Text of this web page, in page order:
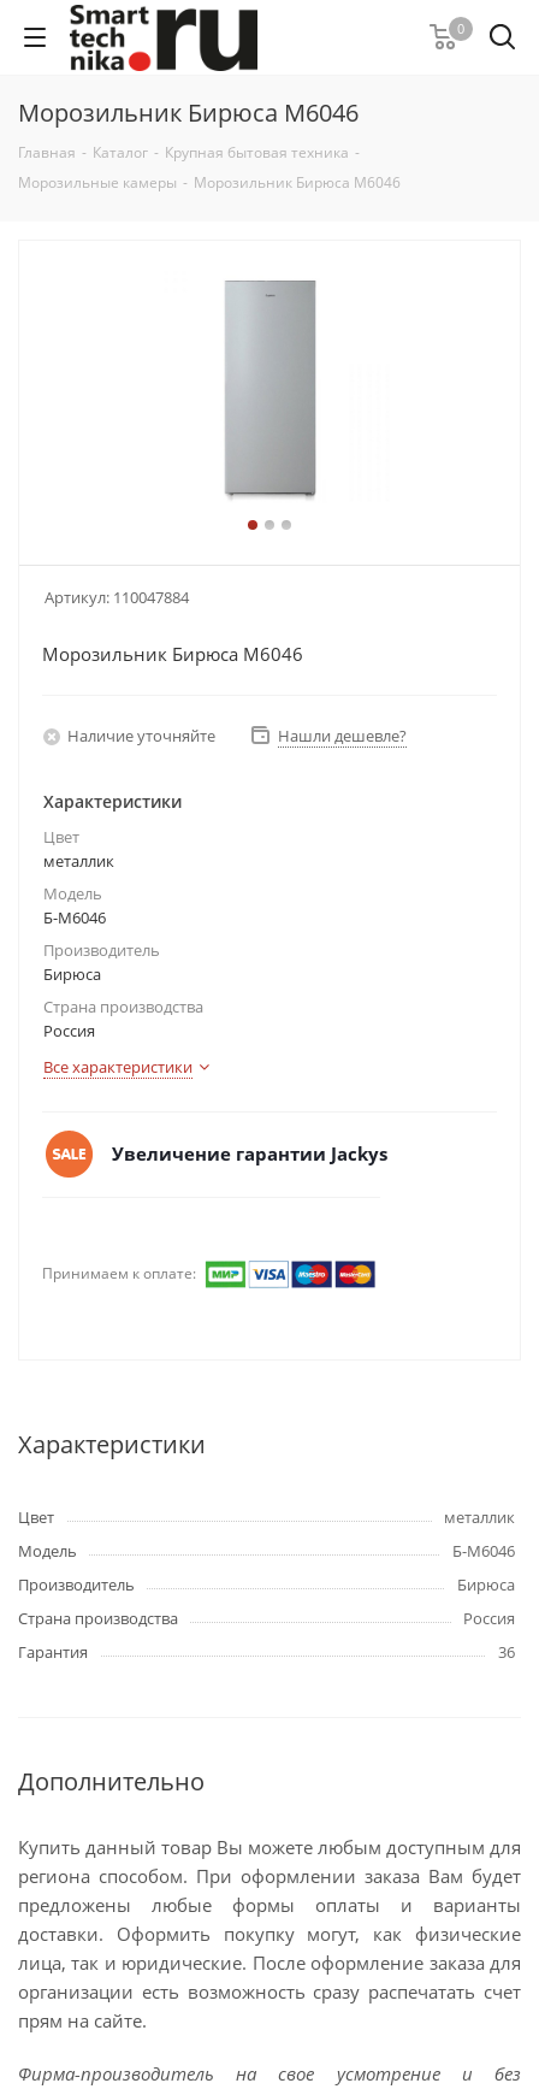
0
Морозильник Бирюса M6046
Главная - Каталог - Крупная бытовая техника -
Морозильные камеры - Морозильник Бирюса M6046
Артикул: 110047884
Морозильник Бирюса M6046
Наличие уточняйте Нашли дешевле?
Характеристики
Цвет
металлик
Модель
Б-M6046
Производитель
Бирюса
Страна производства
Россия
Все характеристики
Увеличение гарантии Jackys
Принимаем к оплате:
Характеристики
Цвет
металлик
Модель
Б-M6046
Производитель
Бирюса
Страна производства
Россия
Гарантия
36
Дополнительно
Купить данный товар Вы можете любым доступным для
региона способом. При оформлении заказа Вам будет
предложены любые формы оплаты и варианты
доставки. Оформить покупку могут, как физические
лица, так и юридические. После оформление заказа для
организации есть возможность сразу распечатать счет
прям на сайте.
Фирма-производитель на свое усмотрение и без